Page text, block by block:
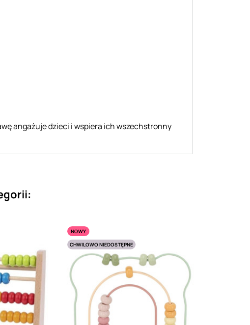
angażuje dzieci i wspiera ich wszechstronny
NOWY
CHWILOWO NIEDOSTĘPNE